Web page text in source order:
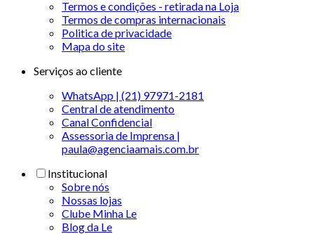
Termos e condições - retirada na Loja
Termos de compras internacionais
Politica de privacidade
Mapa do site
Serviços ao cliente
WhatsApp | (21) 97971-2181
Central de atendimento
Canal Confidencial
Assessoria de Imprensa |
paula@agenciaamais.com.br
Institucional
Sobre nós
Nossas lojas
Clube Minha Le
Blog da Le